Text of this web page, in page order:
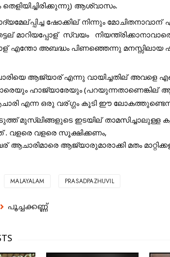
ആശ്വാസം.
പ്പിച്ച ഷോക്കില് നിന്നും മോചിതനാവാന്
മാറിയപ്പോള്
സ്വയം
എന്തോ അബദ്ധം പിണഞ്ഞെന്നു മനസ്സിലായ
ആജ്യാര് എന്നു വായിച്ചതില് അവളെ
ഹാജ്യാരേയും (പറയുന്നതാണെങ്കില്
എന്ന ഒരു വര്ഗ്ഗം കൂടി ഈ
മുസ്ലിങ്ങളുടെ ഇടയില് താമസിച്ചാലുള്ള
മനസ്സിലാക്കുന്നത്‌ . വളരെ വളരെ സൂക്ഷിക്കണം,
ആചാരിമാരെ ആജ്യാരുമാരാക്കി മതം
MALAYALAM PRASADPAZHUVIL
പൂച്ചക്കണ്ണ്